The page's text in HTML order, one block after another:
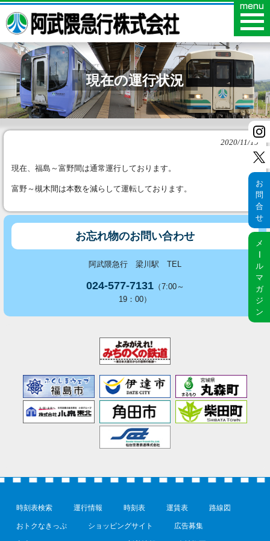
お
問
合
せ
メ
ー
ル
マ
ガ
ジ
ン
現在の運行状況
2020/11/19
現在、福島～富野間は通常運行しております。
富野～槻木間は本数を減らして運転しております。
お忘れ物のお問い合わせ
阿武隈急行 梁川駅 TEL
024-577-7131（7:00～
19：00）
時刻表検索 運行情報 時刻表 運賃表 路線図
おトクなきっぷ ショッピングサイト 広告募集